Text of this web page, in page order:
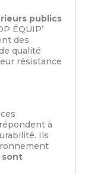
publics
ÉQUIP’
des
qualité
résistance
ces
à
Ils
sont